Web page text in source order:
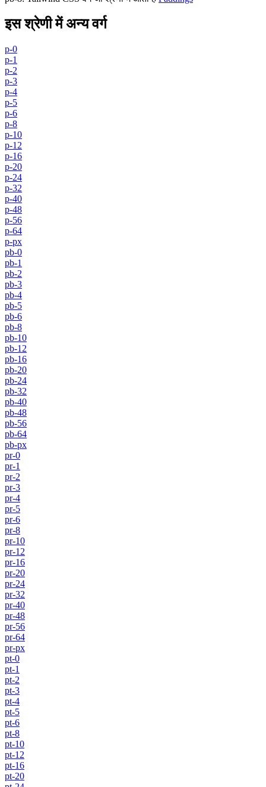
इस श्रेणी में अन्य वर्ग
p-0
p-1
p-2
p-3
p-4
p-5
p-6
p-8
p-10
p-12
p-16
p-20
p-24
p-32
p-40
p-48
p-56
p-64
p-px
pb-0
pb-1
pb-2
pb-3
pb-4
pb-5
pb-6
pb-8
pb-10
pb-12
pb-16
pb-20
pb-24
pb-32
pb-40
pb-48
pb-56
pb-64
pb-px
pr-0
pr-1
pr-2
pr-3
pr-4
pr-5
pr-6
pr-8
pr-10
pr-12
pr-16
pr-20
pr-24
pr-32
pr-40
pr-48
pr-56
pr-64
pr-px
pt-0
pt-1
pt-2
pt-3
pt-4
pt-5
pt-6
pt-8
pt-10
pt-12
pt-16
pt-20